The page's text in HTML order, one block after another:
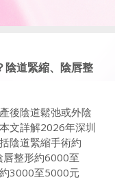
陰道緊縮、陰唇整
後陰道鬆弛或外陰
文詳解2026年深圳
陰道緊縮手術約
整形約6000至
3000至5000元